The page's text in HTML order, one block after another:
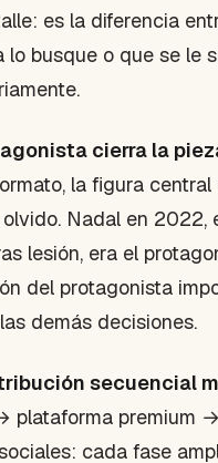
es la diferencia
lo busque o que se le
cierra la
la figura
Nadal en 2022,
lesión, era el
del protagonista
demás decisiones.
secuencial
plataforma premium
cada fase